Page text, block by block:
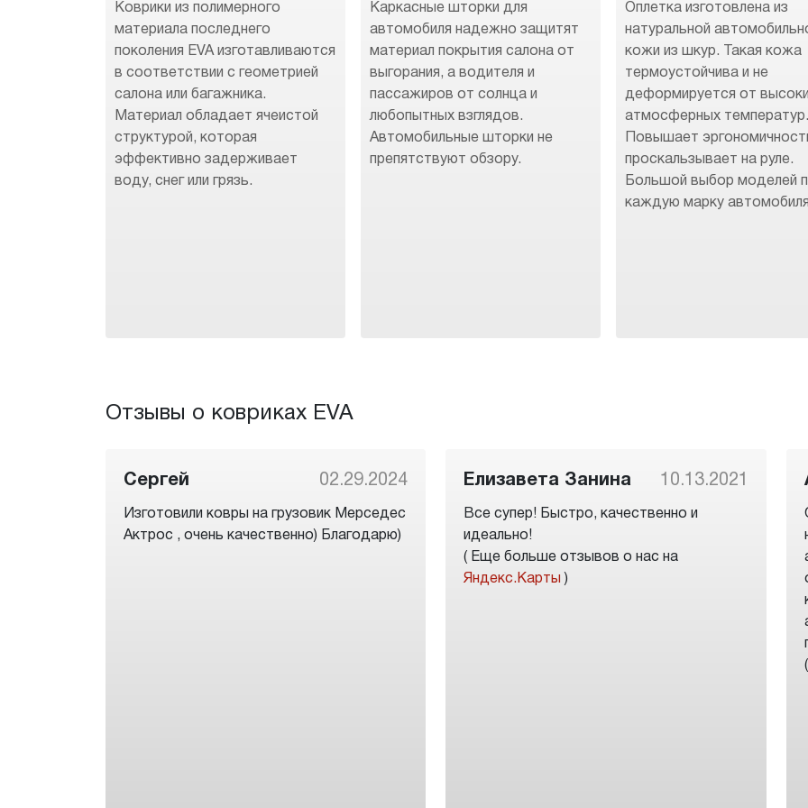
Коврики из полимерного
материала последнего
поколения EVA изготавливаются
в соответствии с геометрией
салона или багажника.
Материал обладает ячеистой
структурой, которая
эффективно задерживает
воду, снег или грязь.
Каркасные шторки для
автомобиля надежно защитят
материал покрытия салона от
выгорания, а водителя и
пассажиров от солнца и
любопытных взглядов.
Автомобильные шторки не
препятствуют обзору.
Оплетка изготовлена из
натуральной
кожи из шкур. Такая кожа
термоустойчива и не
деформируется от
атмосферных температур.
Повышает
проскальзывает на руле.
Большой выбор моделей
каждую марку
Отзывы о ковриках EVA
Сергей 02.29.2024
Изготовили ковры на грузовик Мерседес
Актрос , очень качественно) Благодарю)
Елизавета Занина 10.13.2021
Все супер! Быстро, качественно и
идеально!
( Еще больше отзывов о нас на
Яндекс.Карты )